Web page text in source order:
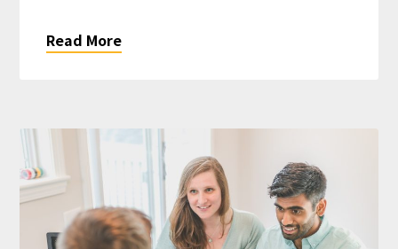
Read More